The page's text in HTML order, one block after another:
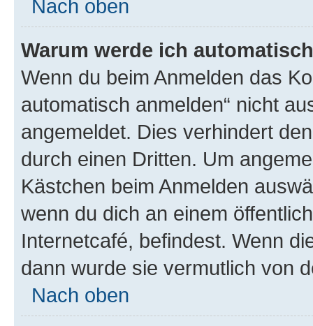
Nach oben
Warum werde ich
Wenn du beim Anmelden das
automatisch anmelden“ nicht
angemeldet. Dies verhindert
durch einen Dritten. Um
Kästchen beim Anmelden
wenn du dich an einem
Internetcafé, befindest. Wenn
dann wurde sie vermutlich von
Nach oben